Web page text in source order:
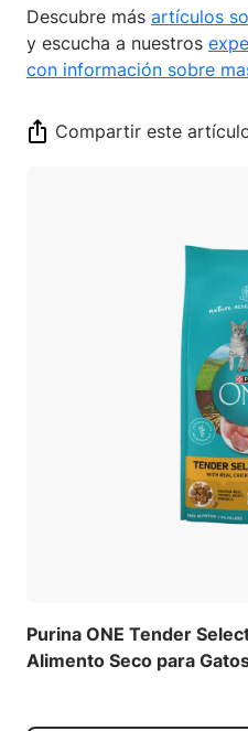
Descubre más artículos
y escucha a nuestros
con información sobre
Compartir este
Purina ONE Tender
Alimento Seco para